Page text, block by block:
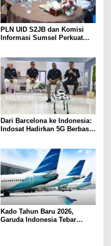
PLN UID S2JB dan Komisi
Informasi Sumsel Perkuat
Dari Barcelona ke Indonesia:
Indosat Hadirkan 5G Berbasis
Kado Tahun Baru 2026,
Garuda Indonesia Tebar